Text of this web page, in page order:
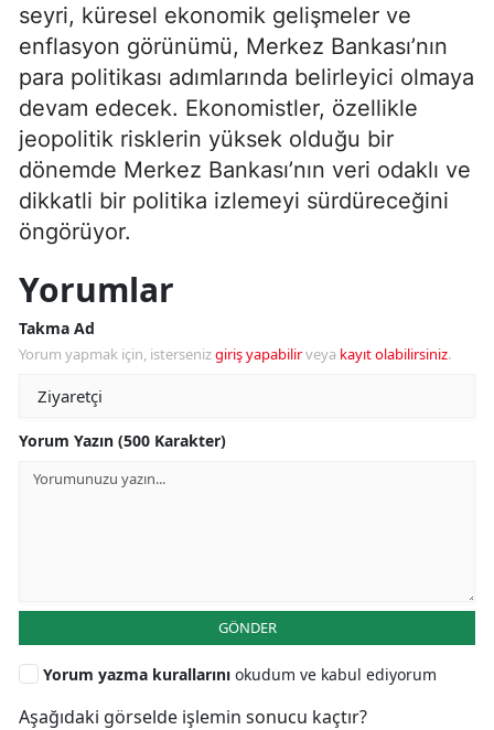
seyri, küresel ekonomik gelişmeler ve
enflasyon görünümü, Merkez Bankası’nın
para politikası adımlarında belirleyici olmaya
devam edecek. Ekonomistler, özellikle
jeopolitik risklerin yüksek olduğu bir
dönemde Merkez Bankası’nın veri odaklı ve
dikkatli bir politika izlemeyi sürdüreceğini
öngörüyor.
Yorumlar
Takma Ad
Yorum yapmak için, istersenizgiriş yapabilirveya kayıt olabilirsiniz.
Yorum Yazın (500 Karakter)
GÖNDER
Yorum yazma kurallarını okudum ve kabul ediyorum
Aşağıdaki görselde işlemin sonucu kaçtır?